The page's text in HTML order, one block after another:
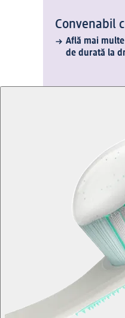
Convenabil
Află mai
de durată la